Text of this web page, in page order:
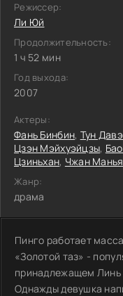
Режиссер:
Ли Юй
Продолжительность:
1 ч 52 мин
Год выхода:
2007
Актеры:
Фань Бинбин, Тун
Цзэн Мэйхуэйцзы,
Цзиньхан, Чжан
Жанр:
драма
Пинго работает
«Золотой таз» -
принадлежащем Линь
Однажды девушка